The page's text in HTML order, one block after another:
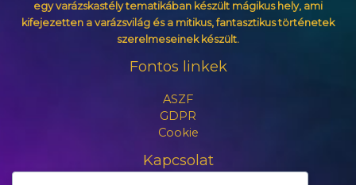
egy varázskastély tematikában készült mágikus hely, ami
kifejezetten a varázsvilág és a mitikus, fantasztikus történetek
szerelmeseinek készült.
Fontos linkek
ASZF
GDPR
Cookie
Kapcsolat